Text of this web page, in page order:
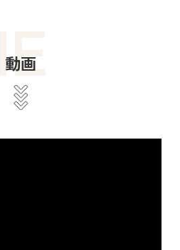
動画